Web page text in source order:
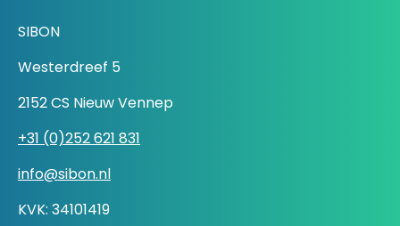
SIBON
Westerdreef 5
2152 CS Nieuw Vennep
+31 (0)252 621 831
info@sibon.nl
KVK: 34101419